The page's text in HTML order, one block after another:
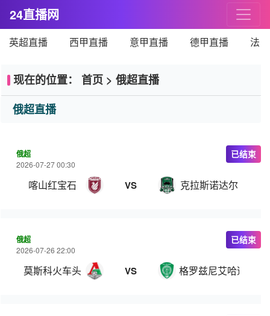
24直播网
英超直播 西甲直播 意甲直播 德甲直播 法
现在的位置： 首页 > 俄超直播
俄超直播
俄超
2026-07-27 00:30
喀山红宝石 VS 克拉斯诺达尔
已结束
俄超
2026-07-26 22:00
莫斯科火车头 VS 格罗兹尼艾哈迈德
已结束